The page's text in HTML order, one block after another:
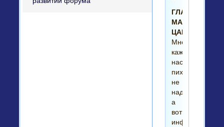
ГЛАВНЫЙ
МАГ
ЦАРСТВА:
Мне
кажется,
насильственно
пихать
не
надо,
а
вот